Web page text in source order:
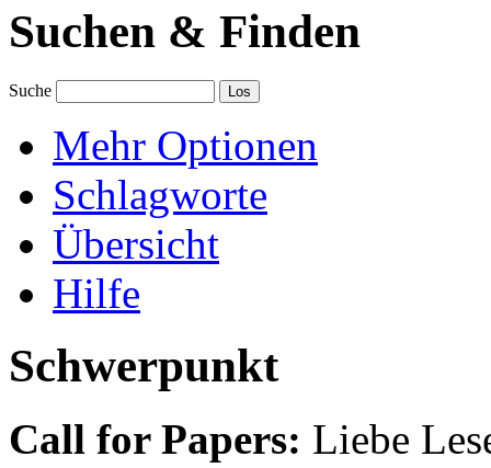
Suchen & Finden
Suche
Mehr Optionen
Schlagworte
Übersicht
Hilfe
Schwerpunkt
Call for Papers: Liebe